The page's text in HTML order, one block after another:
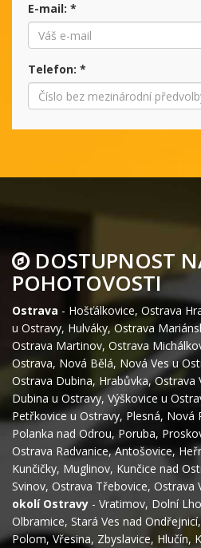
E-mail: *
Telefon: *
DOSTUPNOST
POHOTOVOSTI
Ostrava - Hošťálkovice, Ostrava
u Ostravy, Hulváky, Ostrava
Ostrava Martinov, Ostrava
Ostrava, Nová Bělá, Nová Ves u
Ostrava Dubina, Hrabůvka,Ostrava
Dubina u Ostravy, Výškovice u
Petřkovice u Ostravy, Plesná, Nová
Polanka nad Odrou, Poruba,
Ostrava Radvanice,Antošovice,
Kunčičky, Muglinov, Kunčice nad
Svinov, Ostrava Třebovice, Ostrava
okolí Ostravy - Vratimov, Dolní
Olbramice, Stará Ves nad Ondřejnicí
Polom,Vřesina, Zbyslavice, Hlučín,